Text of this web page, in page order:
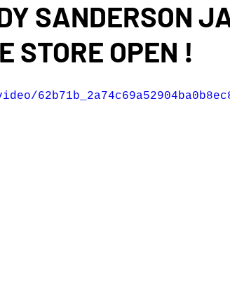
SANDERSON
STORE OPEN !